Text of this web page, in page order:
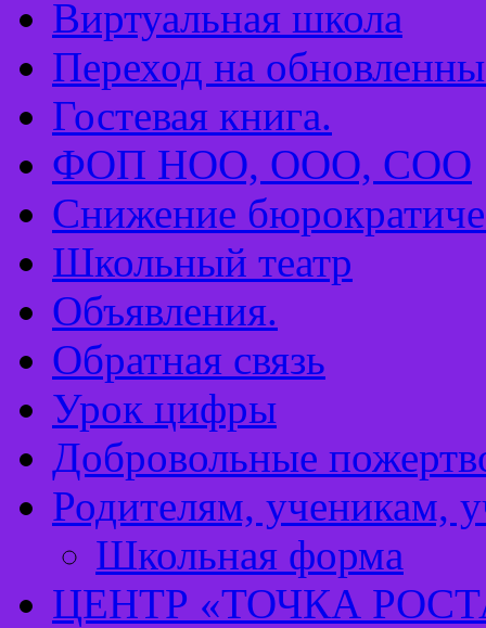
Виртуальная школа
Переход на
Гостевая книга.
ФОП НОО, ООО, СОО
Снижение
Школьный театр
Объявления.
Обратная связь
Урок цифры
Добровольные
Родителям, ученикам,
Школьная форма
ЦЕНТР «ТОЧКА